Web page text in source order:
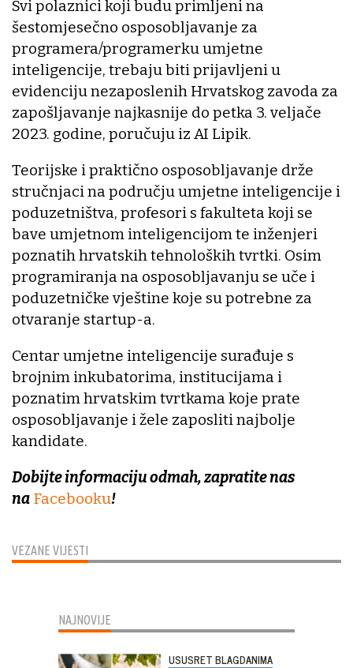
VEZANE VIJESTI
Svi polaznici koji budu primljeni na
šestomjesečno osposobljavanje za
programera/programerku umjetne
inteligencije, trebaju biti prijavljeni u
evidenciju nezaposlenih Hrvatskog zavoda za
zapošljavanje najkasnije do petka 3. veljače
2023. godine, poručuju iz AI Lipik.
Teorijske i praktično osposobljavanje drže
stručnjaci na području umjetne inteligencije i
poduzetništva, profesori s fakulteta koji se
bave umjetnom inteligencijom te inženjeri
poznatih hrvatskih tehnoloških tvrtki. Osim
programiranja na osposobljavanju se uče i
poduzetničke vještine koje su potrebne za
otvaranje startup-a.
Centar umjetne inteligencije surađuje s
brojnim inkubatorima, institucijama i
poznatim hrvatskim tvrtkama koje prate
osposobljavanje i žele zaposliti najbolje
kandidate.
Dobijte informaciju odmah, zapratite nas
na Facebooku!
NAJNOVIJE
USUSRET BLAGDANIMA